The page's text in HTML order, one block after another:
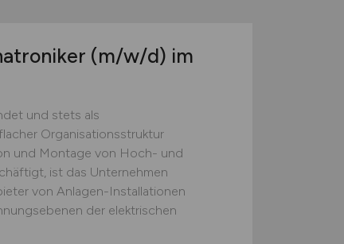
(m/w/d) im
und stets als
Organisationsstruktur
und Montage von Hoch- und
ist das Unternehmen
von Anlagen-Installationen
der elektrischen